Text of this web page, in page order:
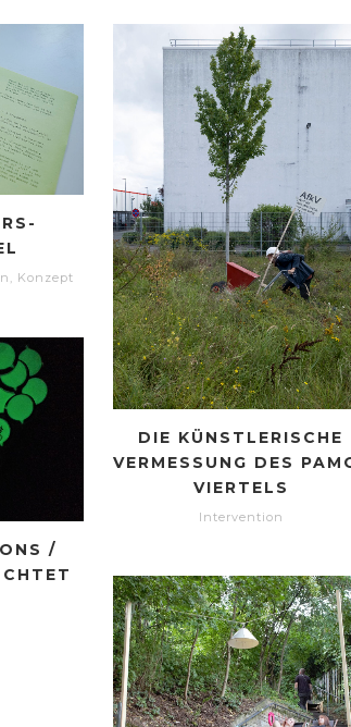
, Konzept
DIE KÜNSTLERISCHE
VERMESSUNG DES
VIERTELS
Intervention
/